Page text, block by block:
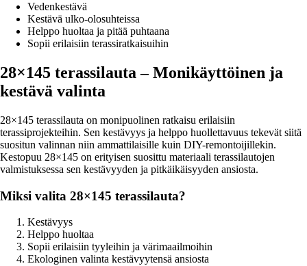
Vedenkestävä
Kestävä ulko-olosuhteissa
Helppo huoltaa ja pitää puhtaana
Sopii erilaisiin terassiratkaisuihin
28×145 terassilauta – Monikäyttöinen ja
kestävä valinta
28×145 terassilauta on monipuolinen ratkaisu erilaisiin
terassiprojekteihin. Sen kestävyys ja helppo huollettavuus tekevät siitä
suositun valinnan niin ammattilaisille kuin DIY-remontoijillekin.
Kestopuu 28×145 on erityisen suosittu materiaali terassilautojen
valmistuksessa sen kestävyyden ja pitkäikäisyyden ansiosta.
Miksi valita 28×145 terassilauta?
Kestävyys
Helppo huoltaa
Sopii erilaisiin tyyleihin ja värimaailmoihin
Ekologinen valinta kestävyytensä ansiosta